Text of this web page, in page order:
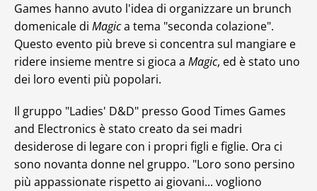
Games hanno avuto l'idea di organizzare un brunch
domenicale di Magica tema "seconda colazione".
Questo evento più breve si concentra sul mangiare e
ridere insieme mentre si gioca a Magic, ed è stato uno
dei loro eventi più popolari.
Il gruppo "Ladies' D&D" presso Good Times Games
and Electronics è stato creato da sei madri
desiderose di legare con i propri figli e figlie. Ora ci
sono novanta donne nel gruppo. "Loro sono persino
più appassionate rispetto ai giovani... vogliono